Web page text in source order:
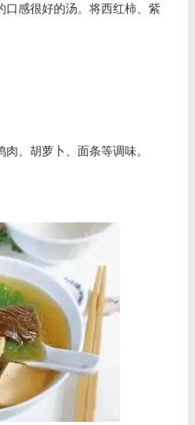
口感很好的汤。将西红柿、紫
、胡萝卜、面条等调味。